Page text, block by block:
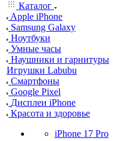
Каталог
Apple iPhone
Samsung Galaxy
Ноутбуки
Умные часы
Наушники и гарнитуры
Игрушки Labubu
Смартфоны
Google Pixel
Дисплеи iPhone
Красота и здоровье
iPhone 17 Pro